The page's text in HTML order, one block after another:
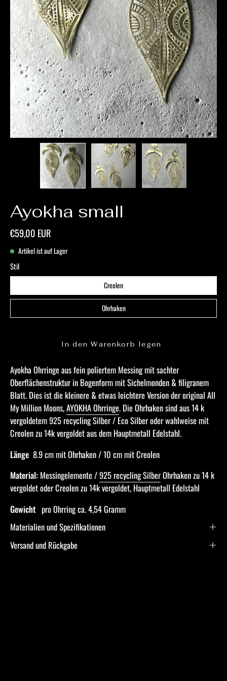
Ayokha small
€59,00 EUR
Artikel ist auf Lager
Stil
Creolen
Ohrhaken
In den Warenkorb legen
Ayokha Ohrringe aus fein poliertem Messing mit sachter
Oberflächenstruktur in Bogenform mit Sichelmonden & filigranem
Blatt. Dies ist die kleinere & etwas leichtere Version der original All
My Million Moons,AYOKHA Ohrringe. Die Ohrhaken sind aus 14 k
vergoldetem 925 recycling Silber / Eco Silber oder wahlweise mit
Creolen zu 14k vergoldet aus dem Hauptmetall Edelstahl.
Länge 8.9 cm mit Ohrhaken / 10 cm mit Creolen
Material: Messingelemente /925 recycling SilberOhrhaken zu 14 k
vergoldet oder Creolen zu 14k vergoldet, Hauptmetall Edelstahl
Gewicht pro Ohrring ca. 4,54 Gramm
Materialien und Spezifikationen
Versand und Rückgabe